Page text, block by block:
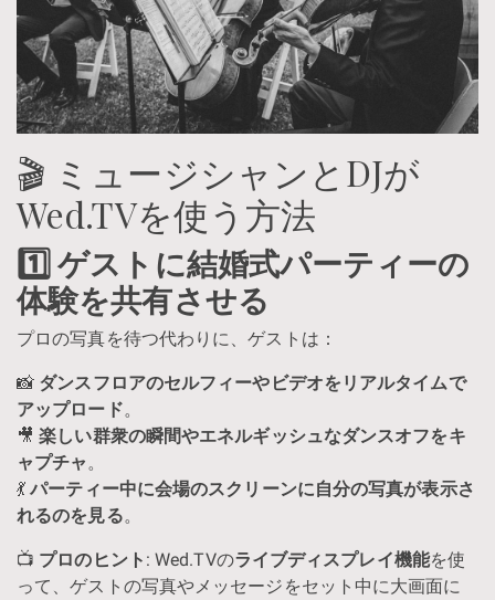
🎬 ミュージシャンとDJが
Wed.TVを使う方法
1️⃣ ゲストに結婚式パーティーの
体験を共有させる
プロの写真を待つ代わりに、ゲストは：
📸 ダンスフロアのセルフィーやビデオをリアルタイムで
アップロード。
🎥楽しい群衆の瞬間やエネルギッシュなダンスオフをキ
ャプチャ 。
💃パーティー中に会場のスクリーンに自分の写真が表示さ
れるのを見る。
📺 プロのヒント : Wed.TVのライブディスプレイ機能を使
って、ゲストの写真やメッセージをセット中に大画面に